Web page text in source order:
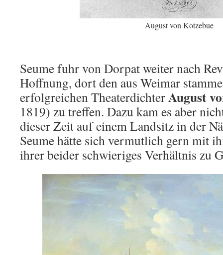
August von Kotzebue
Seume fuhr von Dorpat weiter nach
Hoffnung, dort den aus Weimar
erfolgreichen TheaterdichterAugust
1819) zu treffen. Dazu kam es aber
dieser Zeit auf einem Landsitz in der
Seume hätte sich vermutlich gern mit
ihrer beider schwieriges Verhältnis zu